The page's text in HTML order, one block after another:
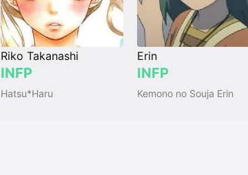
Riko Takanashi
INFP
Hatsu*Haru
Erin
INFP
Kemono no Souja Erin